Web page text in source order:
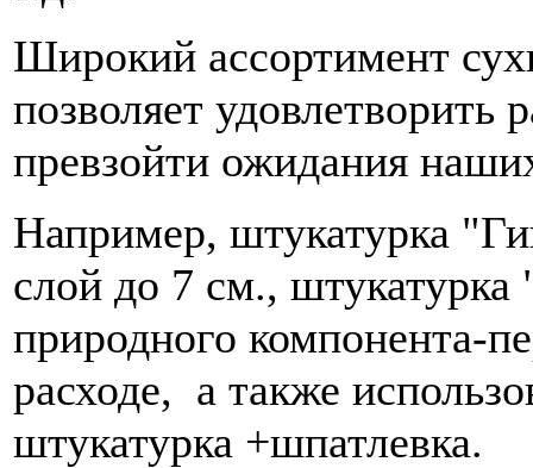
Широкий ассортимент
позволяет удовлетворить
превзойти ожидания
Например, штукатурка
слой до 7 см.,
природного компонента-
расходе, а также
штукатурка +шпатлевка.